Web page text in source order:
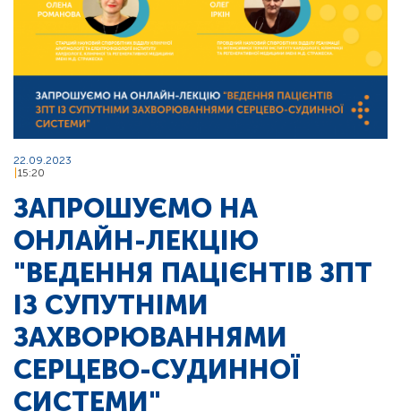
22.09.2023
15:20
ЗАПРОШУЄМО НА
ОНЛАЙН-ЛЕКЦІЮ
"ВЕДЕННЯ ПАЦІЄНТІВ ЗПТ
ІЗ СУПУТНІМИ
ЗАХВОРЮВАННЯМИ
СЕРЦЕВО-СУДИННОЇ
СИСТЕМИ"